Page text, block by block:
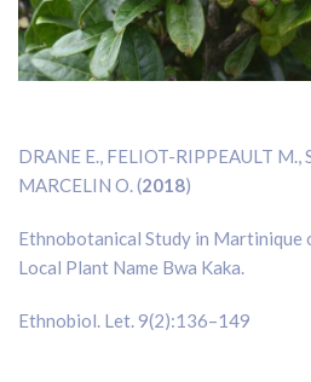
DRANE E., FELIOT-RIPPEAULT M.,
MARCELIN O. (2018)
Ethnobotanical Study in Martinique
Local Plant Name Bwa Kaka.
Ethnobiol. Let. 9(2):136–149